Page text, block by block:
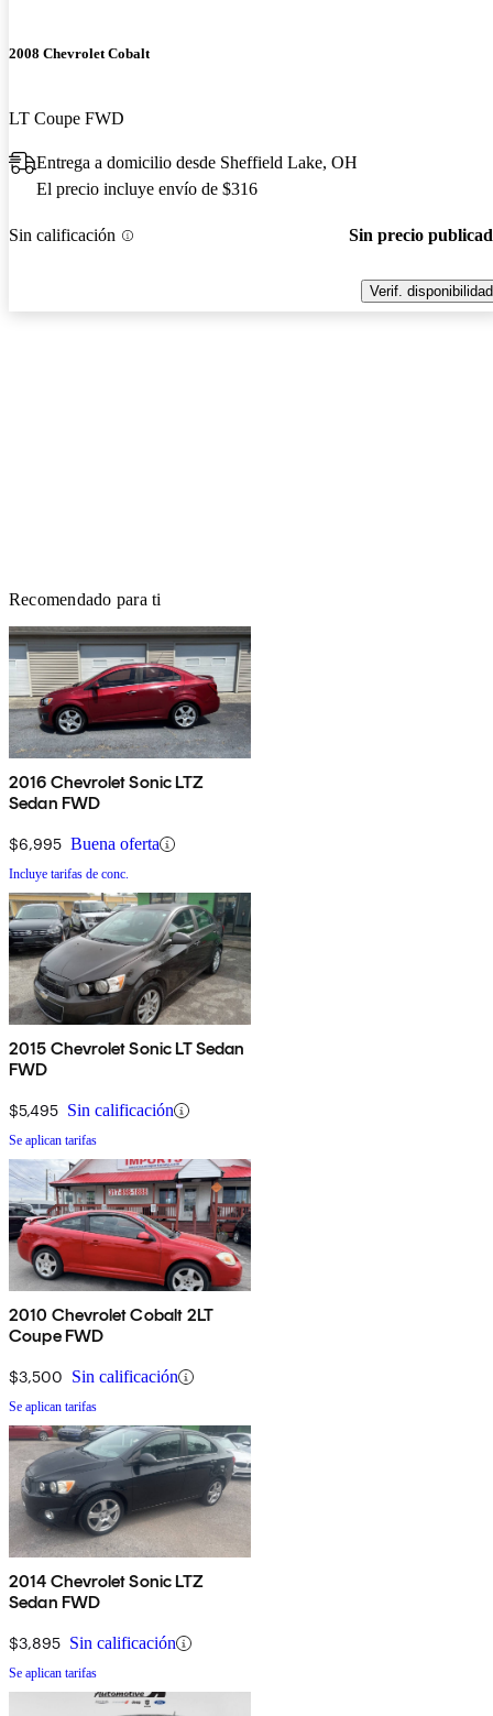
2008 Chevrolet Cobalt
LT Coupe FWD
Entrega a domicilio desde Sheffield Lake, OH
El precio incluye envío de $316
Sin calificación Sin precio
Verif. disponibilidad
Recomendado para ti
2016 Chevrolet Sonic LTZ
Sedan FWD
$6,995 Buena oferta
Incluye tarifas de conc.
2015 Chevrolet Sonic LT Sedan
FWD
$5,495 Sin calificación
Se aplican tarifas
2010 Chevrolet Cobalt 2LT
Coupe FWD
$3,500 Sin calificación
Se aplican tarifas
2014 Chevrolet Sonic LTZ
Sedan FWD
$3,895 Sin calificación
Se aplican tarifas